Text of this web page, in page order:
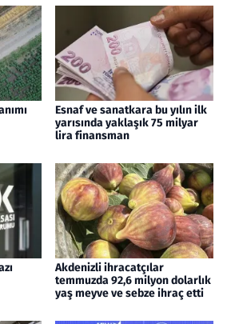
Esnaf ve sanatkara bu yılın ilk
yarısında yaklaşık 75 milyar
lira finansman
Akdenizli ihracatçılar
temmuzda 92,6 milyon dolarlık
yaş meyve ve sebze ihraç etti